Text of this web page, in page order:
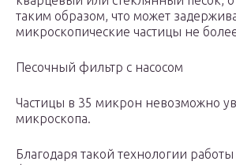
таким образом, что может
микроскопические частицы не
Песочный фильтр с насосом
Частицы в 35 микрон невозможно
микроскопа.
Благодаря такой технологии